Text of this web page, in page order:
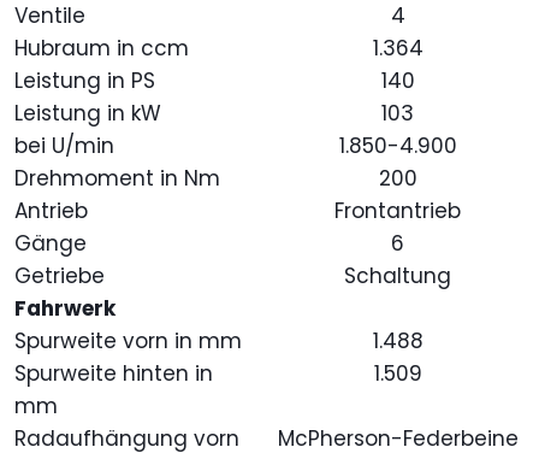
Ventile
4
Hubraum in ccm
1.364
Leistung in PS
140
Leistung in kW
103
bei U/min
1.850-4.900
Drehmoment in Nm
200
Antrieb
Frontantrieb
Gänge
6
Getriebe
Schaltung
Fahrwerk
Spurweite vorn in mm
1.488
Spurweite hinten in
mm
1.509
Radaufhängung vorn McPherson-Federbeine